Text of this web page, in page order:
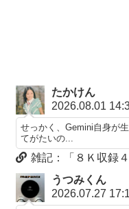
たかけん
2026.08.01
せっかく、Gemini自身が
てがたいの...
雑記：「８Ｋ収録
うつみくん
2026.07.27